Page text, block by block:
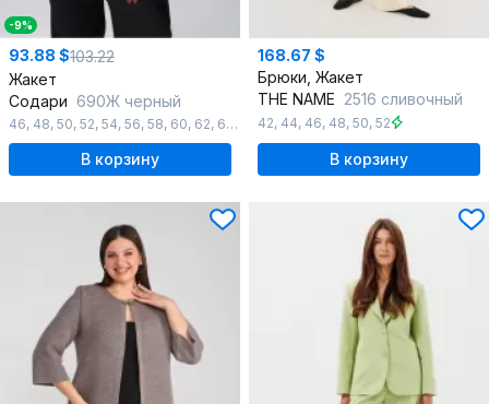
-9%
93.88 $103.22
Жакет
Содари 690Ж черный
46, 48, 50, 52, 54, 56, 58, 60, 62, 64 ,
В корзину
168.67 $
Брюки, Жакет
THE NAME 2516 сливочный
42, 44, 46, 48, 50, 52
В корзину